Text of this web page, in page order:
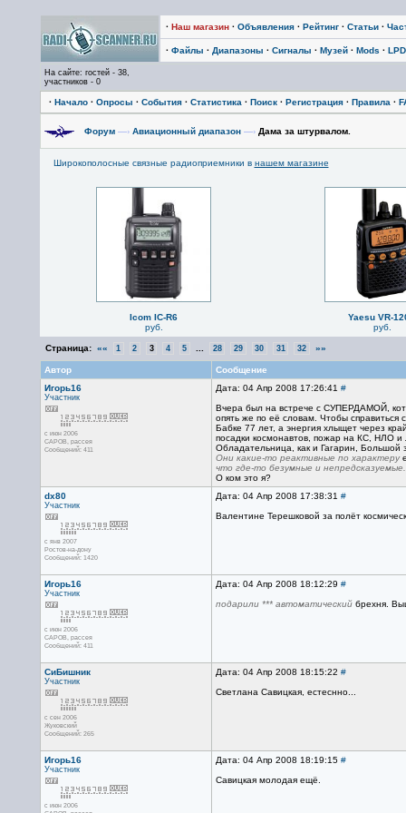
· Наш магазин· Объявления· Рейтинг· Статьи·
· Файлы · Диапазоны · Сигналы · Музей· Mods ·
На сайте: гостей - 38,
участников - 0
· Начало· Опросы · События· Статистика · Поиск· Регистрация· Правила ·
Форум —› Авиационный диапазон —›Дама за штурвалом.
Широкополосные связные радиоприемники в нашем магазине
Icom IC-R6
руб.
Yaesu VR-
руб.
Страница: «« 1 2 3 4 5 28 29 30 31 32 »»
Автор
Сообщение
Игорь16
Участник
с июн 2006
CAPOB, рассея
Сообщений: 411
Дата: 04 Апр 2008 17:26:41 #
Вчера был на встрече с СУПЕРДАМОЙ,
опять же по её словам. Чтобы справиться
Бабке 77 лет, а энергия хлыщет через
посадки космонавтов, пожар на КС, НЛО и
Обладательница, как и Гагарин,
Они какие-то реактивные по характеру
что где-то безумные и
О ком это я?
dx80
Участник
с янв 2007
Ростов-на-дону
Сообщений: 1420
Дата: 04 Апр 2008 17:38:31 #
Валентине Терешковой за полёт
Игорь16
Участник
с июн 2006
CAPOB, рассея
Сообщений: 411
Дата: 04 Апр 2008 18:12:29 #
подарили *** автоматическийбрехня.
СиБишник
Участник
с сен 2006
Жуковский
Сообщений: 265
Дата: 04 Апр 2008 18:15:22 #
Светлана Савицкая, естеснно...
Игорь16
Участник
с июн 2006
Дата: 04 Апр 2008 18:19:15 #
Cавицкая молодая ещё.